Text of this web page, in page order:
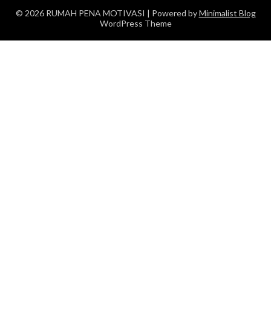
© 2026 RUMAH PENA MOTIVASI | Powered byMinimalist Blog
WordPress Theme